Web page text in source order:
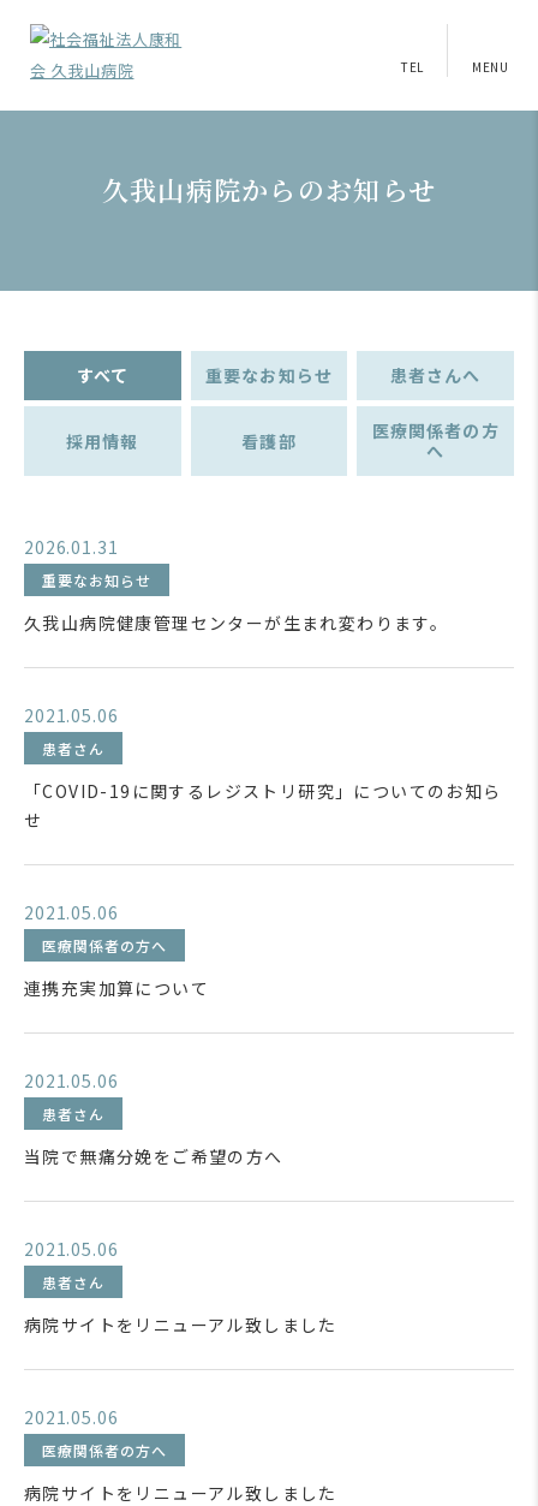
TEL MENU
久我山病院からのお知らせ
すべて 重要なお知らせ 患者さんへ
採用情報 看護部
医療関係者の方
へ
2026.01.31
重要なお知らせ
久我山病院健康管理センターが生まれ変わります。
2021.05.06
患者さん
「COVID-19に関するレジストリ研究」についてのお知ら
せ
2021.05.06
医療関係者の方へ
連携充実加算について
2021.05.06
患者さん
当院で無痛分娩をご希望の方へ
2021.05.06
患者さん
病院サイトをリニューアル致しました
2021.05.06
医療関係者の方へ
病院サイトをリニューアル致しました